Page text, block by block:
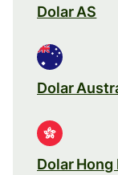
Dolar AS
Dolar
Dolar Hong